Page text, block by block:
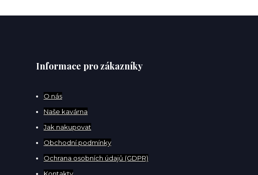
Informace pro zákazníky
O nás
Naše kavárna
Jak nakupovat
Obchodní podmínky
Ochrana osobních údajů (GDPR)